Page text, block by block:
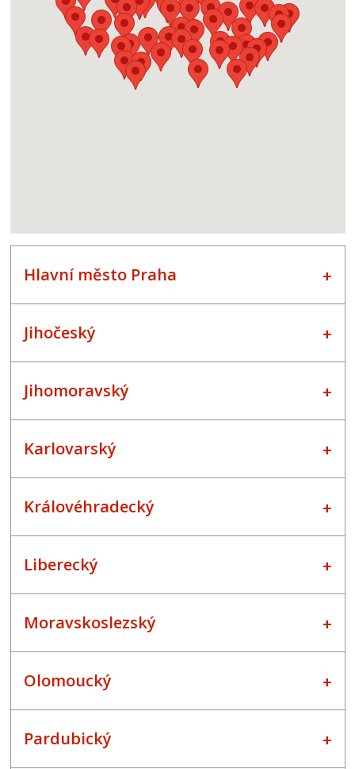
Hlavní město Praha
Jihočeský
Jihomoravský
Karlovarský
Královéhradecký
Liberecký
Moravskoslezský
Olomoucký
Pardubický